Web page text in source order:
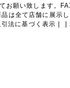
お願い致します。
は全て店舗に展示
法に基づく表示 |